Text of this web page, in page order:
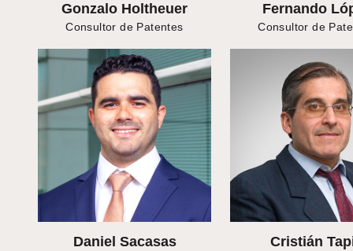
Gonzalo Holtheuer
Consultor de Patentes
Fernando
Consultor de
Daniel Sacasas Cristián